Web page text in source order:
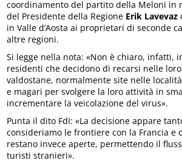
coordinamento del partito della Meloni in
del Presidente della Regione Erik Lavevaz
in Valle d’Aosta ai proprietari di seconde
altre regioni.
Si legge nella nota: «Non è chiaro, infatti,
residenti che decidono di recarsi nelle
valdostane, normalmente site nelle
e magari per svolgere la loro attività in
incrementare la veicolazione del virus».
Punta il dito FdI: «La decisione appare
consideriamo le frontiere con la Francia e
restano invece aperte, permettendo il
turisti stranieri».